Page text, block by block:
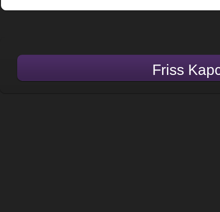
Friss